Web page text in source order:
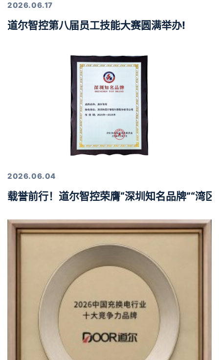
2026.06.17
道尔智控第八届员工技能大赛圆满举办!
2026.06.04
载誉前行！道尔智控荣膺“深圳知名品牌”“湾